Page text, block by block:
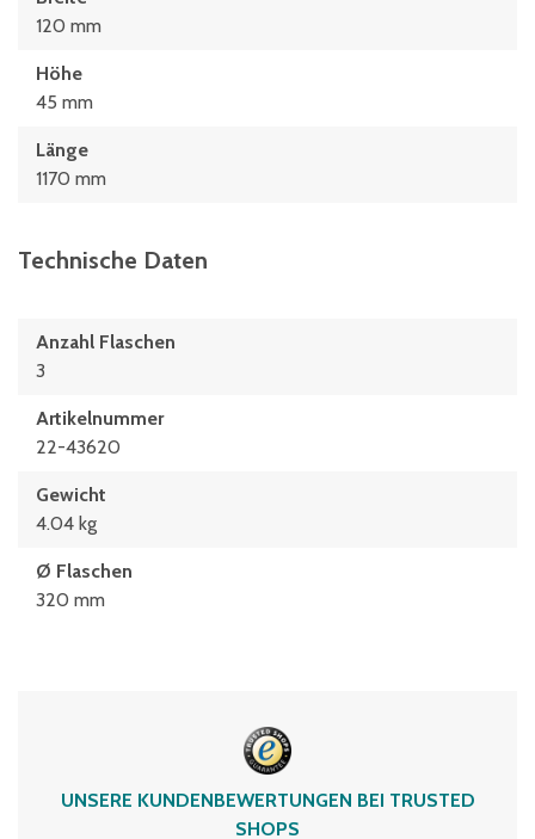
120 mm
Höhe
45 mm
Länge
1170 mm
Technische Daten
Anzahl Flaschen
3
Artikelnummer
22-43620
Gewicht
4.04 kg
Ø Flaschen
320 mm
UNSERE KUNDENBEWERTUNGEN BEI TRUSTED
SHOPS